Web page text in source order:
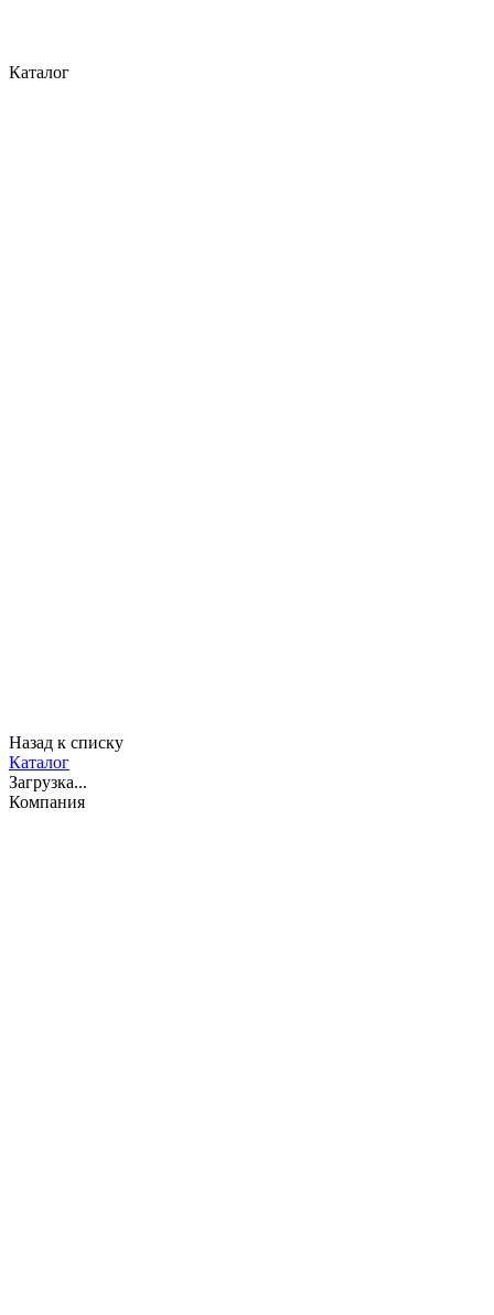
Каталог
Назад к списку
Каталог
Загрузка...
Компания